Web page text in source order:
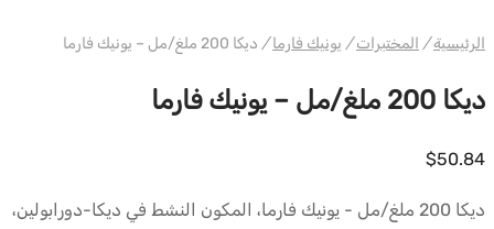
الرئيسية / المختبرات / يونيك فارما / ديكا 200 ملغ/مل – يونيك فارما
ديكا 200 ملغ/مل – يونيك فارما
$50.84
ديكا 200 ملغ/مل - يونيك فارما، المكون النشط في ديكا-دورابولين،